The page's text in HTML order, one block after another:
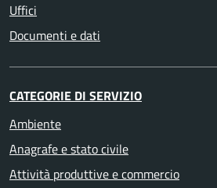
Uffici
Documenti e dati
CATEGORIE DI SERVIZIO
Ambiente
Anagrafe e stato civile
Attività produttive e commercio